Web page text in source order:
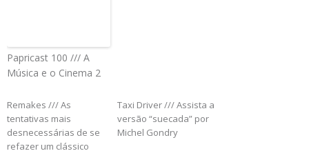
Papricast 100 /// A
Música e o Cinema 2
Remakes /// As
tentativas mais
desnecessárias de se
refazer um clássico
Taxi Driver /// Assista a
versão “suecada” por
Michel Gondry